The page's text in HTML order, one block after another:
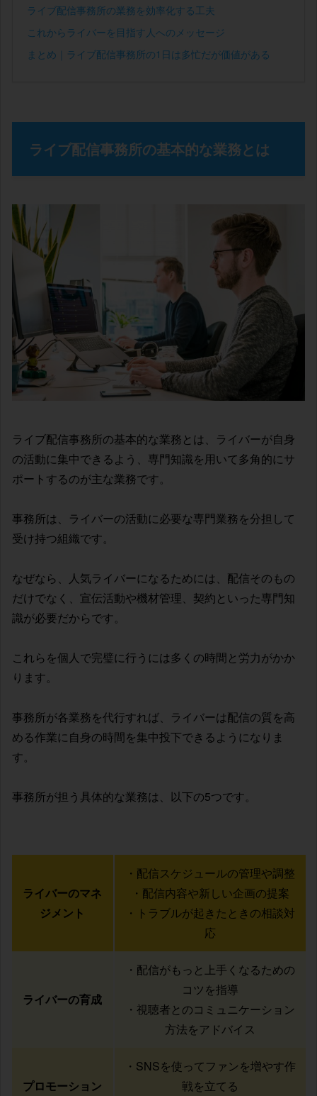
ライブ配信事務所の業務を効率化する工夫
これからライバーを目指す人へのメッセージ
まとめ｜ライブ配信事務所の1日は多忙だが価値がある
ライブ配信事務所の基本的な業務とは
ライブ配信事務所の基本的な業務とは、ライバーが自身
の活動に集中できるよう、専門知識を用いて多角的にサ
ポートするのが主な業務です。
事務所は、ライバーの活動に必要な専門業務を分担して
受け持つ組織です。
なぜなら、人気ライバーになるためには、配信そのもの
だけでなく、宣伝活動や機材管理、契約といった専門知
識が必要だからです。
これらを個人で完璧に行うには多くの時間と労力がかか
ります。
事務所が各業務を代行すれば、ライバーは配信の質を高
める作業に自身の時間を集中投下できるようになりま
す。
事務所が担う具体的な業務は、以下の5つです。
ライバーのマネ
ジメント
・配信スケジュールの管理や調整
・配信内容や新しい企画の提案
・トラブルが起きたときの相談対
応
ライバーの育成
・配信がもっと上手くなるための
コツを指導
・視聴者とのコミュニケーション
方法をアドバイス
プロモーション
・SNSを使ってファンを増やす作
戦を立てる